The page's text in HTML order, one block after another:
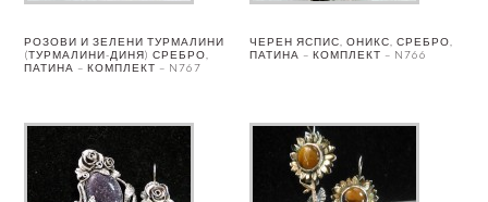
РОЗОВИ И ЗЕЛЕНИ ТУРМАЛИНИ
(ТУРМАЛИНИ-ДИНЯ) СРЕБРО,
ПАТИНА – КОМПЛЕКТ – N767
ЧЕРЕН ЯСПИС, ОНИКС, СРЕБРО,
ПАТИНА – КОМПЛЕКТ – N766